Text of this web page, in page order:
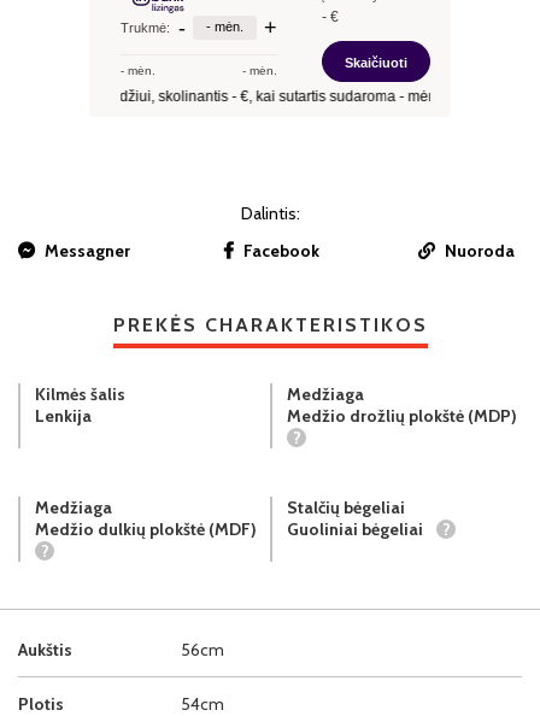
Dalintis:
Messagner
Facebook Nuoroda
PREKĖS CHARAKTERISTIKOS
Aukštis 56cm
Plotis 54cm
Kilmės šalis
Lenkija
Medžiaga
Medžio drožlių plokštė (MDP)
?
Medžiaga
Medžio dulkių plokštė (MDF)
?
Stalčių bėgeliai
Guoliniai bėgeliai
?